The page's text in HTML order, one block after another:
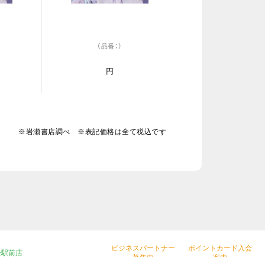
（品番：）
円
※岩瀬書店調べ ※表記価格は全て税込です
前店
ビジネスパートナー
ポイントカード入会